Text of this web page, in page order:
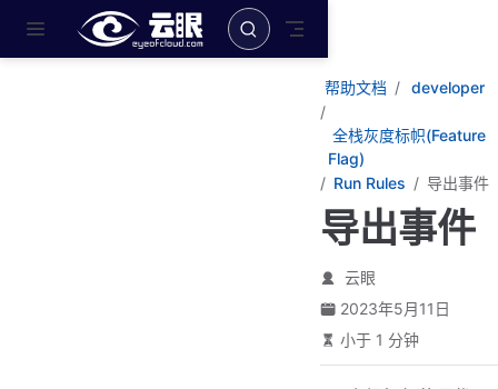
跳至主要內容
帮助文档 developer
全栈灰度标帜(Feature
Flag)
Run Rules
导出事件
导出事件
云眼
2023年5月11日
小于 1 分钟